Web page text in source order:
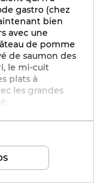
gastro (chez
bien
avec une
de pomme
de saumon des
le mi-cuit
plats à
les grandes